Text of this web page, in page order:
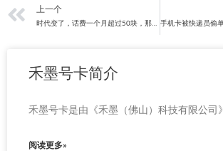
上一页
上一个
禾墨号卡简介
禾墨号卡是由《禾墨（佛山）科技有限公司》
阅读更多»